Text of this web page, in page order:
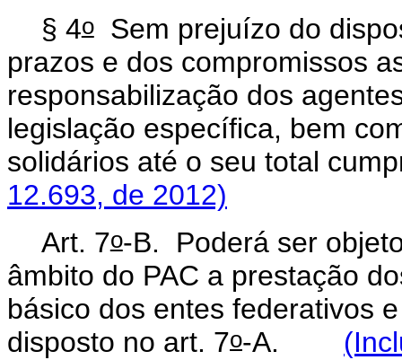
§ 4oSem prejuízo do
prazos e dos compromissos
responsabilização dos
legislação específica, bem
solidários até o seu total
12.693, de 2012)
Art. 7o-B. Poderá ser
âmbito do PAC a prestação
básico dos entes federativos
disposto no art. 7o-A.